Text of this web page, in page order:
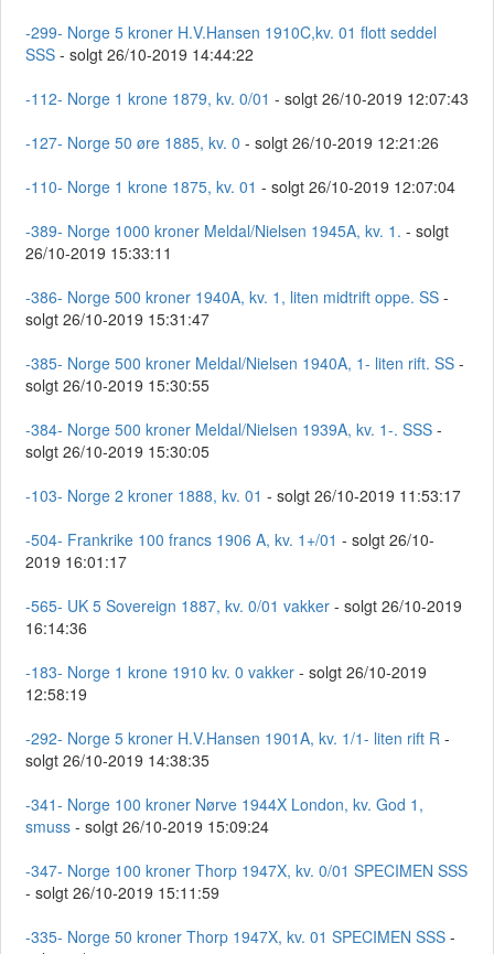
-299- Norge 5 kroner H.V.Hansen 1910C,kv. 01 flott seddel
SSS - solgt 26/10-2019 14:44:22
-112- Norge 1 krone 1879, kv. 0/01 - solgt 26/10-2019 12:07:43
-127- Norge 50 øre 1885, kv. 0 - solgt 26/10-2019 12:21:26
-110- Norge 1 krone 1875, kv. 01 - solgt 26/10-2019 12:07:04
-389- Norge 1000 kroner Meldal/Nielsen 1945A, kv. 1. - solgt
26/10-2019 15:33:11
-386- Norge 500 kroner 1940A, kv. 1, liten midtrift oppe. SS -
solgt 26/10-2019 15:31:47
-385- Norge 500 kroner Meldal/Nielsen 1940A, 1- liten rift. SS -
solgt 26/10-2019 15:30:55
-384- Norge 500 kroner Meldal/Nielsen 1939A, kv. 1-. SSS -
solgt 26/10-2019 15:30:05
-103- Norge 2 kroner 1888, kv. 01 - solgt 26/10-2019 11:53:17
-504- Frankrike 100 francs 1906 A, kv. 1+/01 - solgt 26/10-
2019 16:01:17
-565- UK 5 Sovereign 1887, kv. 0/01 vakker - solgt 26/10-2019
16:14:36
-183- Norge 1 krone 1910 kv. 0 vakker - solgt 26/10-2019
12:58:19
-292- Norge 5 kroner H.V.Hansen 1901A, kv. 1/1- liten rift R -
solgt 26/10-2019 14:38:35
-341- Norge 100 kroner Nørve 1944X London, kv. God 1,
smuss - solgt 26/10-2019 15:09:24
-347- Norge 100 kroner Thorp 1947X, kv. 0/01 SPECIMEN SSS
- solgt 26/10-2019 15:11:59
-335- Norge 50 kroner Thorp 1947X, kv. 01 SPECIMEN SSS -